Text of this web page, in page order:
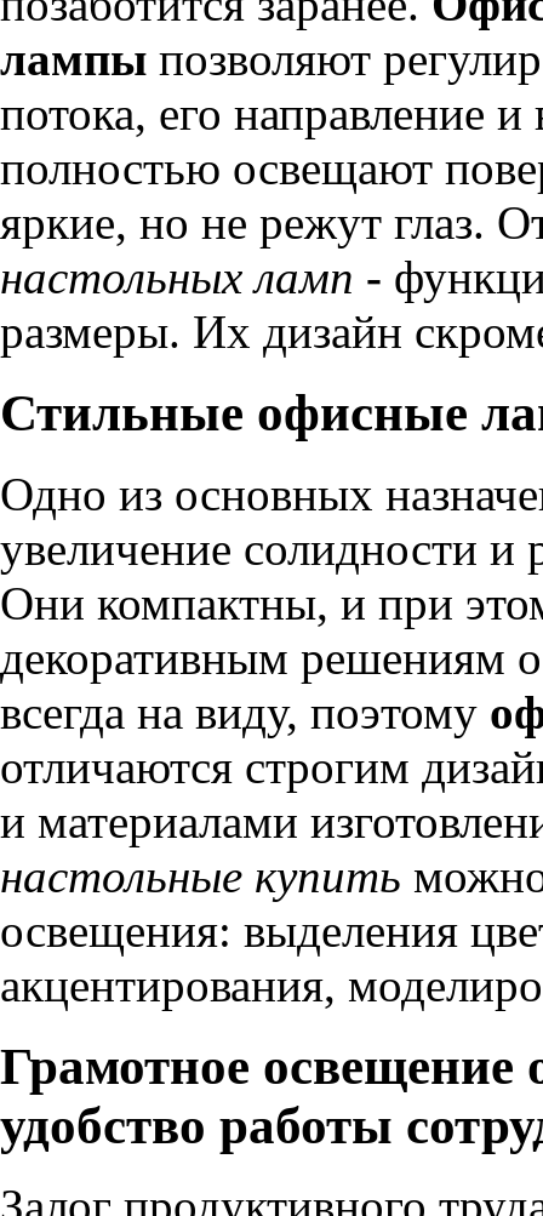
лампы позволяют
потока, его направление
полностью освещают
яркие, но не режут глаз.
настольных ламп -
размеры. Их дизайн
Стильные офисные
Одно из основных
увеличение солидности и
Они компактны, и при
декоративным решениям
всегда на виду, поэтому
отличаются строгим
и материалами
настольные купить
освещения: выделения
акцентирования,
Грамотное освещение
удобство работы